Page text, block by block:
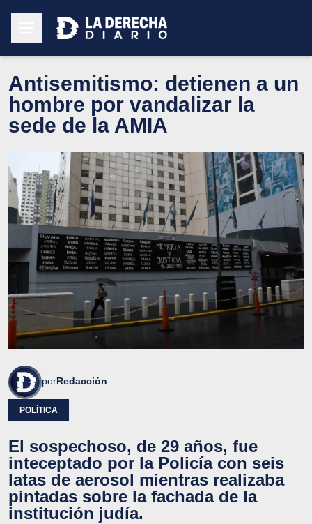
Antisemitismo: detienen a un
hombre por vandalizar la
sede de la AMIA
porRedacción
POLÍTICA
El sospechoso, de 29 años, fue
inteceptado por la Policía con seis
latas de aerosol mientras realizaba
pintadas sobre la fachada de la
institución judía.